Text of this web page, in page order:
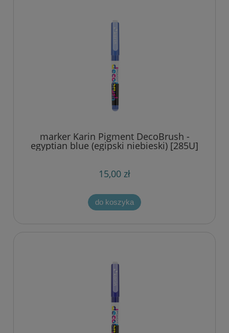
marker Karin Pigment DecoBrush -
egyptian blue (egipski niebieski) [285U]
15,00 zł
do koszyka